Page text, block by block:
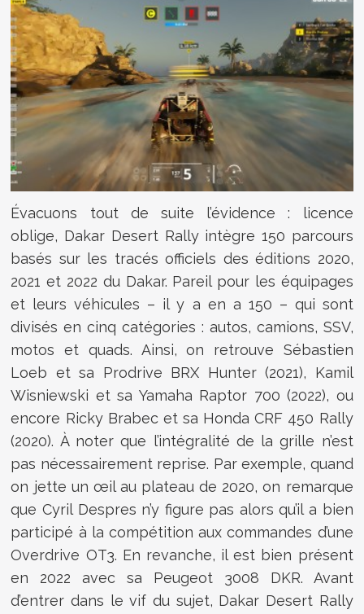
Évacuons tout de suite l’évidence : licence
oblige, Dakar Desert Rally intègre 150 parcours
basés sur les tracés officiels des éditions 2020,
2021 et 2022 du Dakar. Pareil pour les équipages
et leurs véhicules – il y a en a 150 – qui sont
divisés en cinq catégories : autos, camions, SSV,
motos et quads. Ainsi, on retrouve Sébastien
Loeb et sa Prodrive BRX Hunter (2021), Kamil
Wisniewski et sa Yamaha Raptor 700 (2022), ou
encore Ricky Brabec et sa Honda CRF 450 Rally
(2020). À noter que l’intégralité de la grille n’est
pas nécessairement reprise. Par exemple, quand
on jette un œil au plateau de 2020, on remarque
que Cyril Despres n’y figure pas alors qu’il a bien
participé à la compétition aux commandes d’une
Overdrive OT3. En revanche, il est bien présent
en 2022 avec sa Peugeot 3008 DKR. Avant
d’entrer dans le vif du sujet, Dakar Desert Rally